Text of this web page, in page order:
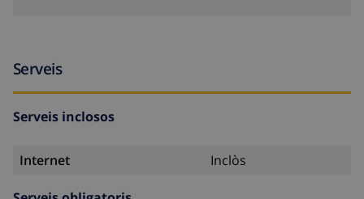
Serveis
Serveis inclosos
Internet Inclòs